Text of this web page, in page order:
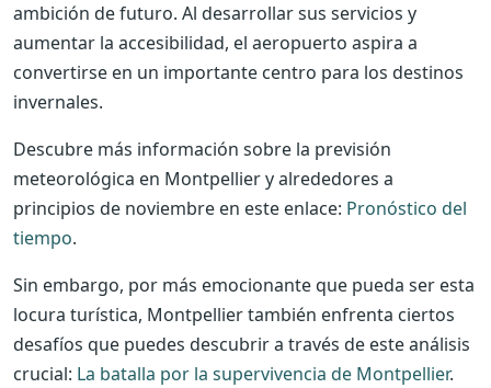
ambición de futuro. Al desarrollar sus servicios y
aumentar la accesibilidad, el aeropuerto aspira a
convertirse en un importante centro para los destinos
invernales.
Descubre más información sobre la previsión
meteorológica en Montpellier y alrededores a
principios de noviembre en este enlace: Pronóstico del
tiempo.
Sin embargo, por más emocionante que pueda ser esta
locura turística, Montpellier también enfrenta ciertos
desafíos que puedes descubrir a través de este análisis
crucial: La batalla por la supervivencia de Montpellier.